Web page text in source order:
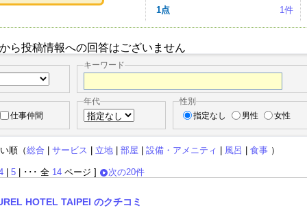
1点
1件
ら投稿情報への回答はございません
キーワード
仕事仲間
年代
性別
指定なし
男性 女性
順（総合 サービス 立地 部屋 設備・アメニティ 風呂 食事 ）
5 | ･･･ 全 14 ページ ]
次の20件
HOTEL TAIPEI のクチコミ